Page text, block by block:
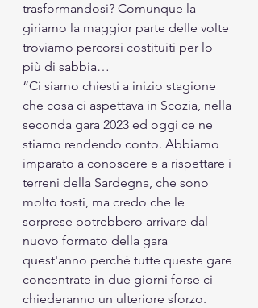
trasformandosi? Comunque la
giriamo la maggior parte delle volte
troviamo percorsi costituiti per lo
più di sabbia…
“Ci siamo chiesti a inizio stagione
che cosa ci aspettava in Scozia, nella
seconda gara 2023 ed oggi ce ne
stiamo rendendo conto. Abbiamo
imparato a conoscere e a rispettare i
terreni della Sardegna, che sono
molto tosti, ma credo che le
sorprese potrebbero arrivare dal
nuovo formato della gara
quest'anno perché tutte queste gare
concentrate in due giorni forse ci
chiederanno un ulteriore sforzo.